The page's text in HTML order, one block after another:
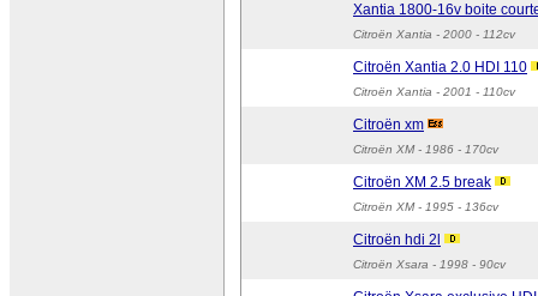
Xantia 1800-16v boite
Citroën Xantia - 2000 - 112cv
Citroën Xantia 2.0 HDI 110
Citroën Xantia - 2001 - 110cv
Citroën xm
Citroën XM- 1986 - 170cv
Citroën XM 2.5 break
Citroën XM- 1995 - 136cv
Citroën hdi 2l
Citroën Xsara - 1998 - 90cv